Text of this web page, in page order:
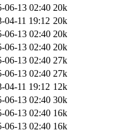
06-13 02:40 20k
04-11 19:12 20k
06-13 02:40 20k
06-13 02:40 20k
06-13 02:40 27k
06-13 02:40 27k
04-11 19:12 12k
06-13 02:40 30k
06-13 02:40 16k
06-13 02:40 16k